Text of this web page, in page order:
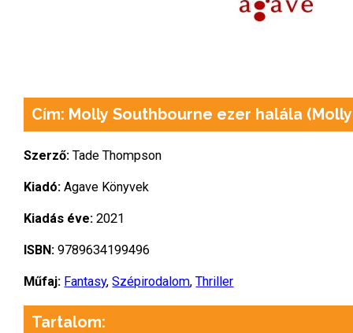
Cím: Molly Southbourne ezer halála
Szerző: Tade Thompson
Kiadó: Agave Könyvek
Kiadás éve: 2021
ISBN: 9789634199496
Műfaj: Fantasy,Szépirodalom,Thriller
Tartalom: